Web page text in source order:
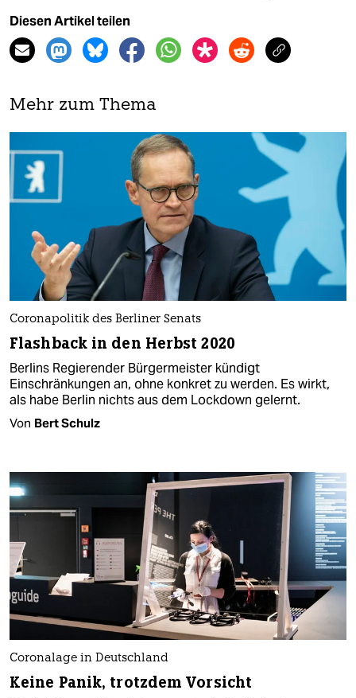
Diesen Artikel teilen
Mehr zum Thema
Coronapolitik des Berliner Senats
Flashback in den Herbst 2020
Berlins Regierender Bürgermeister kündigt
Einschränkungen an, ohne konkret zu werden. Es wirkt,
als habe Berlin nichts aus dem Lockdown gelernt.
Von Bert Schulz
Coronalage in Deutschland
Keine Panik, trotzdem Vorsicht